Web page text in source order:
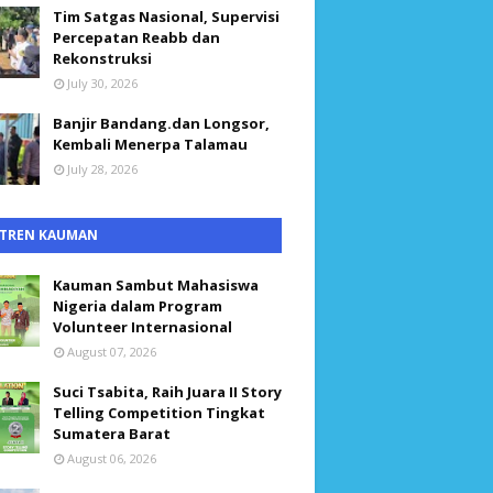
Tim Satgas Nasional, Supervisi
Percepatan Reabb dan
Rekonstruksi
July 30, 2026
Banjir Bandang.dan Longsor,
Kembali Menerpa Talamau
July 28, 2026
KAUMAN
Kauman Sambut Mahasiswa
Nigeria dalam Program
Volunteer Internasional
August 07, 2026
Suci Tsabita, Raih Juara II Story
Telling Competition Tingkat
Sumatera Barat
August 06, 2026